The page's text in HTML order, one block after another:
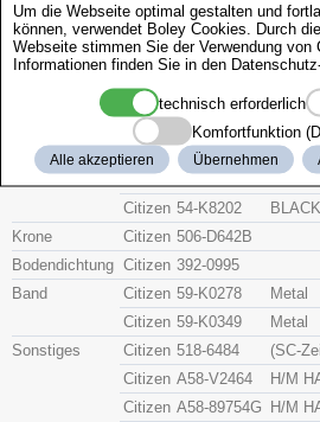
Citizen 4-K06398
Gruppe HerstellerTeile-Nr.
Citizen 54-71530
Citizen 54-K8202
Krone
Citizen 506-D642B
Bodendichtung Citizen 392-0995
Band
Citizen 59-K0278 Metal
Citizen 59-K0349 Metal
Sonstiges
Citizen 518-6484
(SC-
Citizen A58-V2464
H/M
Citizen A58-89754G
H/M
Um die Webseite optimal gestalten und
können, verwendet Boley Cookies. Durch
Webseite stimmen Sie der Verwendung von
Informationen finden Sie in den
technisch erforderlich
Komfortfunktion
Alle akzeptieren Übernehmen